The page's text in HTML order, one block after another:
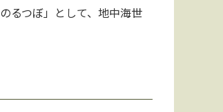
のるつぼ」として、地中海世